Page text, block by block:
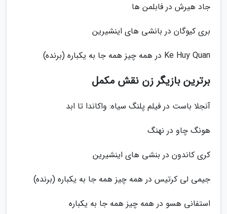
جاد هیرش در فابلمن ها
بری کیوگان در بانشی های اینشیرین
Ke Huy Quan در همه چیز همه جا به یکباره (برنده)
برترین بازیگر زن نقش مکمل
آنجلا باست در فیلم پلنگ سیاه: واکاندا تا ابد
هونگ چاو در نهنگ
کری کاندون در بنشی های اینشیرین
جیمی لی کرتیس در همه چیز همه جا به یکباره (برنده)
استفانی هسو در همه چیز همه جا به یکباره